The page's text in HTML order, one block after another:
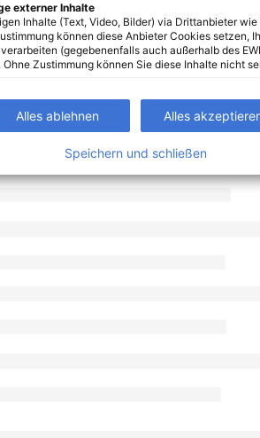
externer Inhalte
Inhalte (Text, Video, Bilder) via Drittanbieter
können diese Anbieter Cookies setzen,
(gegebenenfalls auch außerhalb des
Ohne Zustimmung können Sie diese Inhalte nicht
Alles ablehnen Alles
Speichern und schließen